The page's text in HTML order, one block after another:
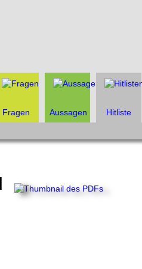
Fragen Aussagen Hitliste